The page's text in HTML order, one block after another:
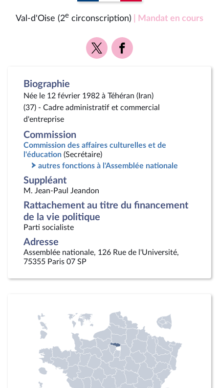
Val-d'Oise (2e circonscription) | Mandat en cours
Voir
la
Voir
la
Biographie
Née le 12 février 1982 à Téhéran (Iran)
(37) - Cadre administratif et commercial
d'entreprise
Commission
Commission des affaires culturelles et de
l'éducation (Secrétaire)
autres fonctions à l'Assemblée nationale
Suppléant
M. Jean-Paul Jeandon
Rattachement au titre du financement
de la vie politique
Parti socialiste
Adresse
Assemblée nationale, 126 Rue de l'Université,
75355 Paris 07 SP